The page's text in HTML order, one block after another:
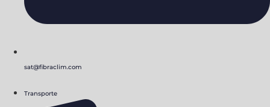
sat@fibraclim.com
Transporte